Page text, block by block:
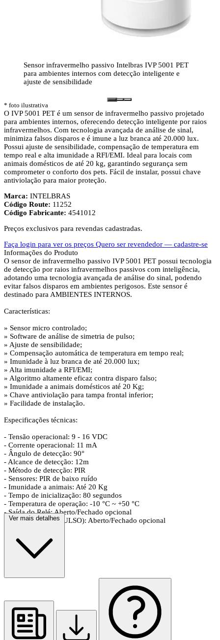
Sensor infravermelho passivo Intelbras IVP 5001 PET
para ambientes internos com detecção inteligente e
ajuste de sensibilidade
* foto ilustrativa
O IVP 5001 PET é um sensor de infravermelho passivo projetado
para ambientes internos, oferecendo detecção inteligente por raios
infravermelhos. Com tecnologia avançada de análise de sinal,
minimiza falsos disparos e é imune a luz branca até 20.000 lux.
Possui ajuste de sensibilidade, compensação de temperatura em
tempo real e alta imunidade a RFI/EMI. Ideal para locais com
animais domésticos de até 20 kg, garantindo segurança sem
comprometer o conforto dos pets. Fácil de instalar, possui chave
antiviolação para maior proteção.
Marca: INTELBRAS
Código Route: 11252
Código Fabricante: 4541012
Preços exclusivos para revendas cadastradas.
Faça login para ver os preços Quero ser revendedor — cadastre-se
Informações do Produto
O sensor de infravermelho passivo IVP 5001 PET possui tecnologia
de detecção por raios infravermelhos passivos com inteligência,
adotando uma tecnologia avançada de análise do sinal, podendo
evitar falsos disparos em ambientes perigosos. Este sensor é
destinado para AMBIENTES INTERNOS.
Características:
» Sensor micro controlado;
» Software de análise de simetria de pulso;
» Ajuste de sensibilidade;
» Compensação automática de temperatura em tempo real;
» Imunidade à luz branca de até 20.000 lux;
» Alta imunidade a RFI/EMI;
» Algoritmo altamente eficaz contra disparo falso;
» Imunidade a animais domésticos até 20 Kg;
» Chave antiviolação para tampa frontal inferior;
» Facilidade de instalação.
Especificações técnicas:
- Tensão operacional: 9 - 16 VDC
- Corrente operacional: 11 mA
- Ângulo de detecção: 90°
- Alcance de detecção: 12m
- Método de detecção: PIR
- Sensores: PIR de baixo ruído
- Imunidade a animais: Até 20 Kg
- Tempo de inicialização: 80 segundos
- Temperatura de operação: -10 °C ~ +50 °C
- Saída do Relé: Aberto/Fechado opcional
- Jumper pulso (J.PULSO): Aberto/Fechado opcional
Ver mais detalhes